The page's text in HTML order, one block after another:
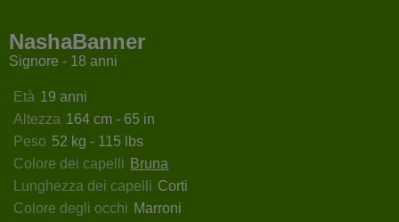
NashaBanner
Signore - 18 anni
Età 19 anni
Altezza 164 cm - 65 in
Peso 52 kg - 115 lbs
Colore dei capelli Bruna
Lunghezza dei capelli Corti
Colore degli occhi Marroni